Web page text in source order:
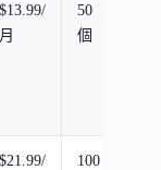
$13.99/
月
50
個
$21.99/
100